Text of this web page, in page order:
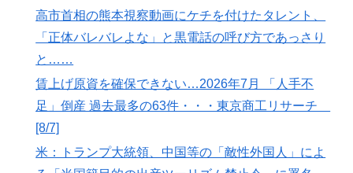
高市首相の熊本視察動画にケチを付けたタレント、
「正体バレバレよな」と黒電話の呼び方であっさり
と……
賃上げ原資を確保できない…2026年7月 「人手不
足」倒産 過去最多の63件・・・東京商工リサーチ
[8/7]
米：トランプ大統領、中国等の「敵性外国人」によ